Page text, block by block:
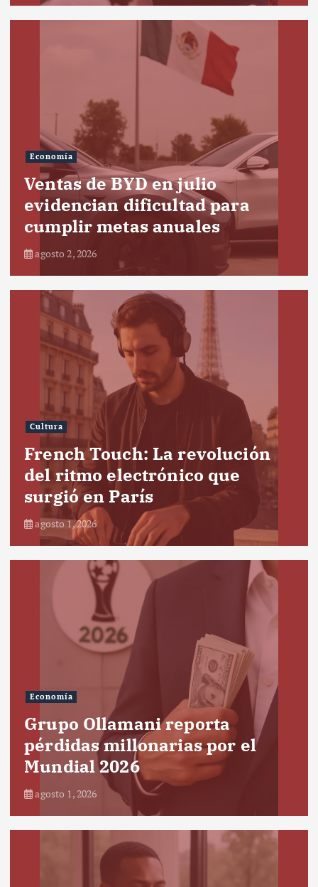
Economía
Ventas de BYD en julio
evidencian dificultad para
cumplir metas anuales
agosto 2, 2026
Cultura
French Touch: La revolución
del ritmo electrónico que
surgió en París
agosto 1, 2026
Economía
Grupo Ollamani reporta
pérdidas millonarias por el
Mundial 2026
agosto 1, 2026